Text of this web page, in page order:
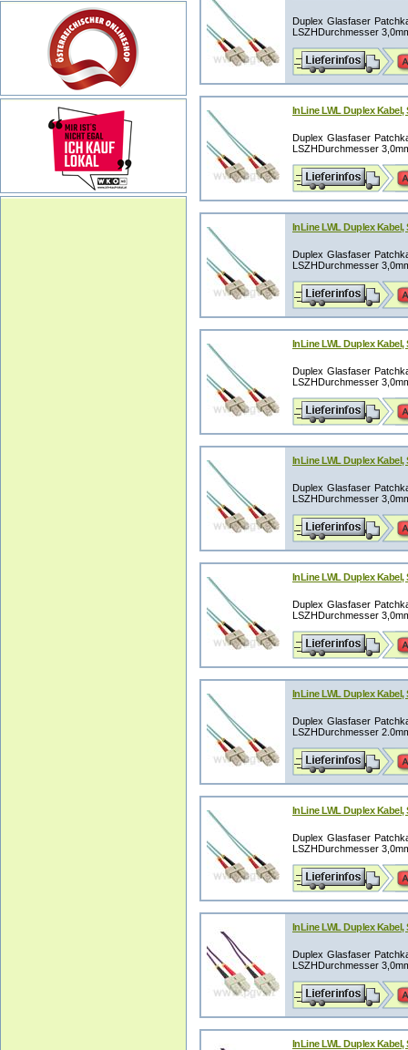
Duplex Glasfaser
LSZHDurchmesser
InLine LWL Duplex Kabel,
Duplex Glasfaser
LSZHDurchmesser
InLine LWL Duplex Kabel,
Duplex Glasfaser
LSZHDurchmesser
InLine LWL Duplex Kabel,
Duplex Glasfaser
LSZHDurchmesser
InLine LWL Duplex Kabel,
Duplex Glasfaser
LSZHDurchmesser
InLine LWL Duplex Kabel,
Duplex Glasfaser
LSZHDurchmesser
InLine LWL Duplex Kabel,
Duplex Glasfaser
LSZHDurchmesser
InLine LWL Duplex Kabel,
Duplex Glasfaser
LSZHDurchmesser
InLine LWL Duplex Kabel,
Duplex Glasfaser
LSZHDurchmesser
InLine LWL Duplex Kabel,